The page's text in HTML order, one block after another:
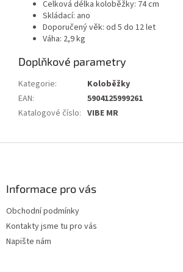
Celková délka koloběžky: 74 cm
Skládací: ano
Doporučený věk: od 5 do 12 let
Váha: 2,9 kg
Doplňkové parametry
Kategorie:
Koloběžky
EAN:
5904125999261
Katalogové číslo: VIBE MR
Informace pro vás
Obchodní podmínky
Kontakty jsme tu pro vás
Napište nám